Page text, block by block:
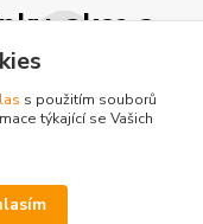
akce a
rozesílky newsletteru.
za 14 dní.
s použitím souborů
týkající se Vašich